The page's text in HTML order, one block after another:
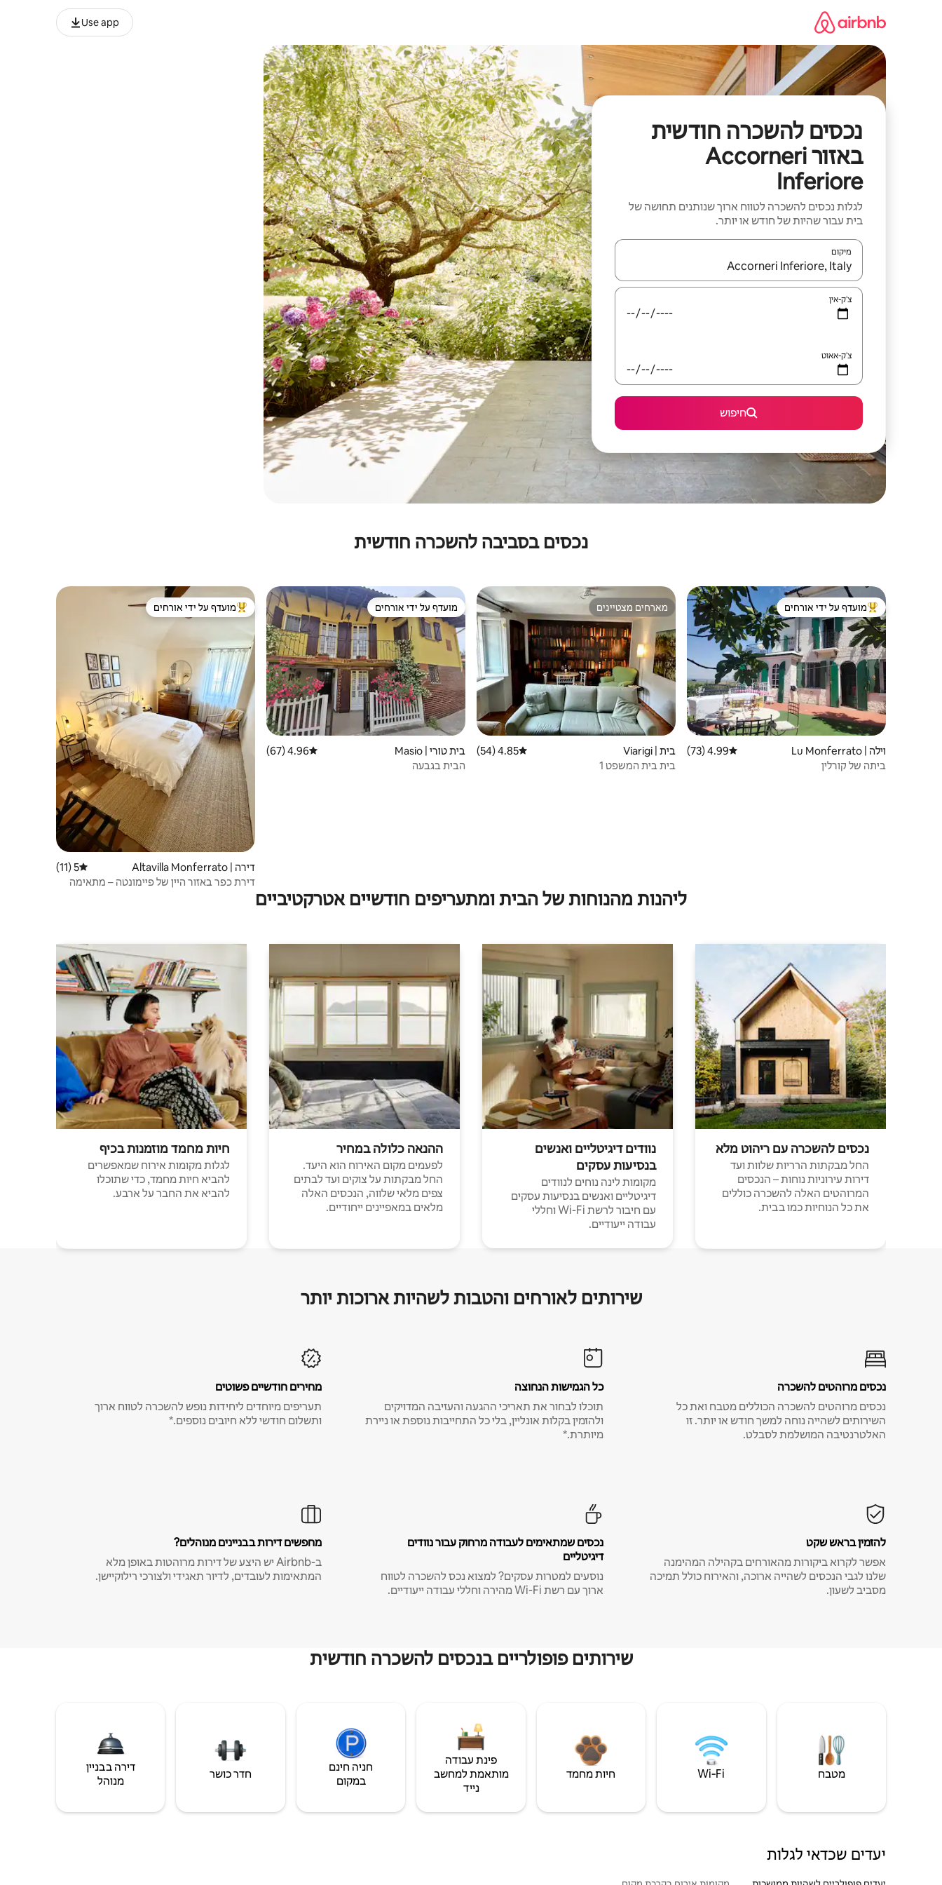
Use app
נכסים להשכרה חודשית
באזור Accorneri
Inferiore
לגלות נכסים להשכרה לטווח ארוך שנותנים תחושה של
בית עבור שהיות של חודש או יותר.
מיקום
כאשר התוצאות יהיו זמינות, יש לנווט עם מקשי החיצים למעלה ולמטה או לעיין בעזרת תנועות מגע או החלקה.
צ'ק-אין
צ'ק-אאוט
חיפוש
נכסים בסביבה להשכרה חודשית
מוביל בקרב נכסים מועדפים על ידי אורחים
מועדף על ידי אורחים
וילה | Lu Monferrato דירוג ממוצע של 4.99 מתוך 5, 73 ביקורות
4.99 (73)
ביתה של קורלין
מארחים מצטיינים
מארחים מצטיינים
בית | Viarigi דירוג ממוצע של 4.85 מתוך 5, 54 ביקורות
4.85 (54)
בית בית המשפט 1
מועדף על ידי אורחים
מועדף על ידי אורחים
בית טורי | Masio דירוג ממוצע של 4.96 מתוך 5, 67 ביקורות
4.96 (67)
הבית בגבעה
מוביל בקרב נכסים מועדפים על ידי אורחים
מועדף על ידי אורחים
דירה | Altavilla Monferrato דירוג ממוצע של 5 מתוך 5, 11 ביקורות
5 (11)
דירת כפר באזור היין של פיימונטה – מתאימה
ליהנות מהנוחות של הבית ומתעריפים חודשיים אטרקטיביים
נכסים להשכרה עם ריהוט מלא
החל מבקתות הרריות שלוות ועד
דירות עירוניות נוחות – הנכסים
המרוהטים האלה להשכרה כוללים
את כל הנוחיות כמו בבית.
נוודים דיגיטליים ואנשים
בנסיעות עסקים
מקומות לינה נוחים לנוודים
דיגיטליים ואנשים בנסיעות עסקים
עם חיבור לרשת Wi-Fi וחללי
עבודה ייעודיים.
ההנאה כלולה במחיר
לפעמים מקום האירוח הוא היעד.
החל מבקתות על צוקים ועד לבתים
צפים מלאי שלווה, הנכסים האלה
מלאים במאפיינים ייחודיים.
חיות מחמד מוזמנות בכיף
לגלות מקומות אירוח שמאפשרים
להביא חיות מחמד, כדי שתוכלו
להביא את החבר על ארבע.
שירותים לאורחים והטבות לשהיות ארוכות יותר
נכסים מרוהטים להשכרה
נכסים מרוהטים להשכרה הכוללים מטבח ואת כל
השירותים לשהייה נוחה למשך חודש או יותר. זו
האלטרנטיבה המושלמת לסבלט.
כל הגמישות הנחוצה
תוכלו לבחור את תאריכי ההגעה והעזיבה המדויקים
ולהזמין בקלות אונליין, בלי כל התחייבות נוספת או ניירת
מיותרת.*
מחירים חודשיים פשוטים
תעריפים מיוחדים ליחידות נופש להשכרה לטווח ארוך
ותשלום חודשי ללא חיובים נוספים.*
להזמין בראש שקט
אפשר לקרוא ביקורות מהאורחים בקהילה המהימנה
שלנו לגבי הנכסים לשהייה ארוכה, והאירוח כולל תמיכה
מסביב לשעון.
נכסים שמתאימים לעבודה מרחוק עבור נוודים
דיגיטליים
נוסעים למטרות עסקים? למצוא נכס להשכרה לטווח
ארוך עם רשת Wi-Fi מהירה וחללי עבודה ייעודיים.
מחפשים דירות בבניינים מנוהלים?
ב-Airbnb יש היצע של דירות מרוהטות באופן מלא
המתאימות לעובדים, לדיור תאגידי ולצורכי רילוקיישן.
שירותים פופולריים בנכסים להשכרה חודשית
מטבח Wi‑Fi חיות מחמד
פינת עבודה
מותאמת למחשב
נייד
חניה חינם
במקום
חדר כושר
דירה בבניין
מנוהל
יעדים שכדאי לגלות